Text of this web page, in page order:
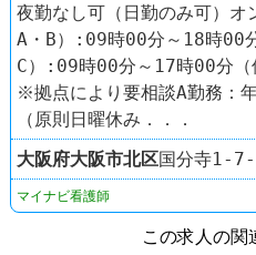
夜勤なし可（日勤のみ可）オ
A・B）:09時00分～18時00
C）:09時00分～17時00分
※拠点により要相談A勤務：
（原則日曜休み．．．
大阪府大阪市北区国分寺1-7-
マイナビ看護師
この求人の関